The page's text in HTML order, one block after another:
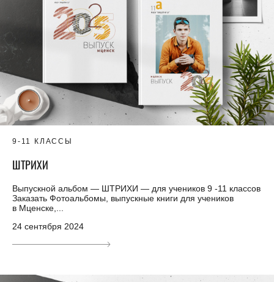
9-11 КЛАССЫ
ШТРИХИ
Выпускной альбом — ШТРИХИ — для учеников 9 -11 классов
Заказать Фотоальбомы, выпускные книги для учеников
в Мценске,...
24 сентября 2024